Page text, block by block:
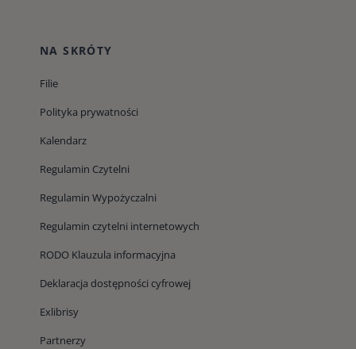
NA SKRÓTY
Filie
Polityka prywatności
Kalendarz
Regulamin Czytelni
Regulamin Wypożyczalni
Regulamin czytelni internetowych
RODO Klauzula informacyjna
Deklaracja dostępności cyfrowej
Exlibrisy
Partnerzy